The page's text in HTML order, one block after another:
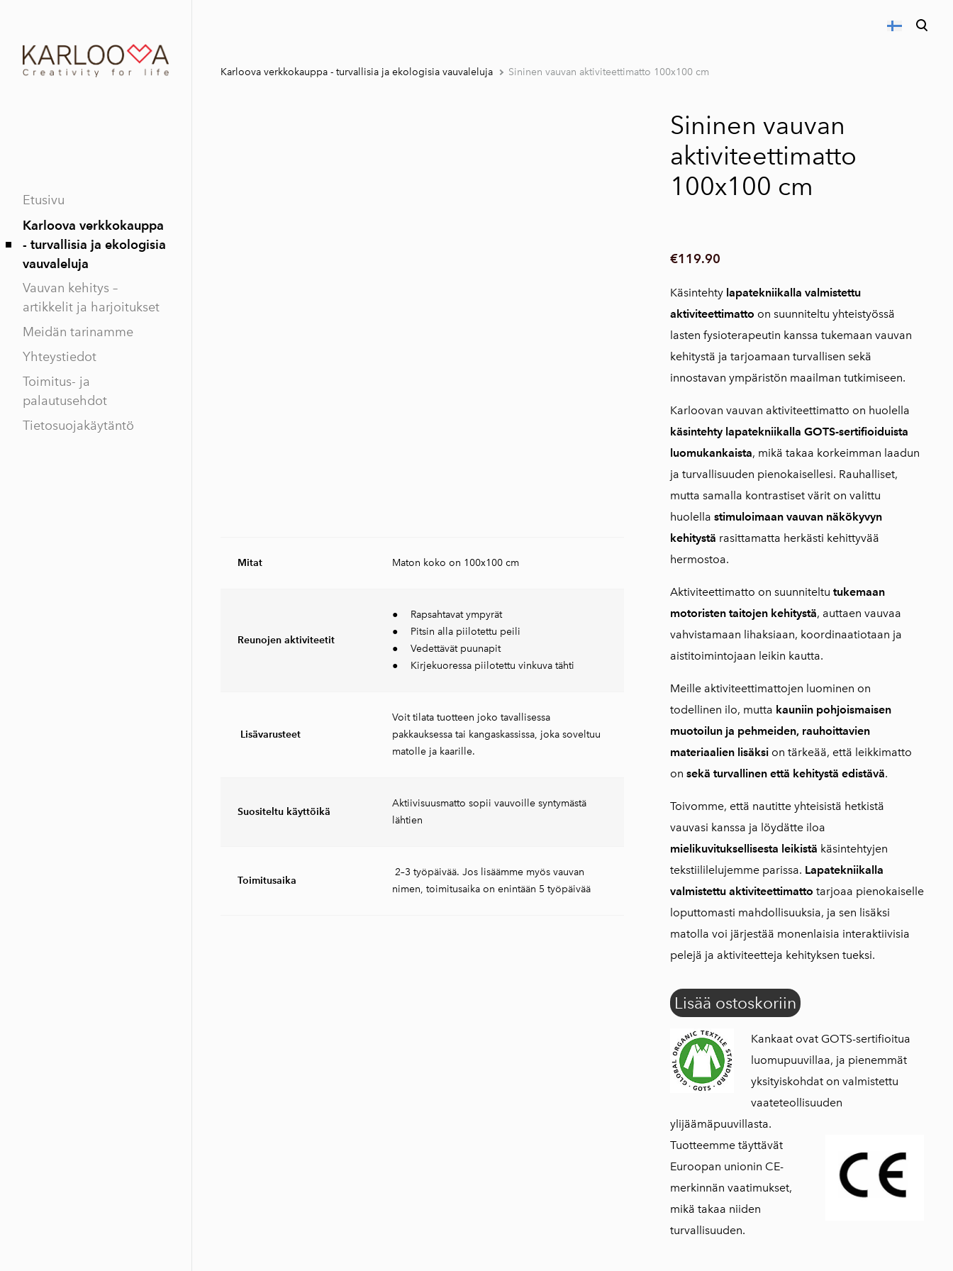
Etusivu
Karloova verkkokauppa
- turvallisia ja ekologisia
vauvaleluja
Vauvan kehitys –
artikkelit ja harjoitukset
Meidän tarinamme
Yhteystiedot
Toimitus- ja
palautusehdot
Tietosuojakäytäntö
Karloova verkkokauppa - turvallisia ja ekologisia vauvaleluja Sininen vauvan aktiviteettimatto 100x100 cm
Mitat Maton koko on 100x100 cm
Reunojen aktiviteetit
● Rapsahtavat ympyrät​
● Pitsin alla piilotettu peili​
● Vedettävät puunapit​
● Kirjekuoressa piilotettu vinkuva tähti
Lisävarusteet
Voit tilata tuotteen joko tavallisessa
pakkauksessa tai kangaskassissa, joka soveltuu
matolle ja kaarille.
Suositeltu käyttöikä
Aktiivisuusmatto sopii vauvoille syntymästä
lähtien
Toimitusaika
2–3 työpäivää. Jos lisäämme myös vauvan
nimen, toimitusaika on enintään 5 työpäivää
Sininen vauvan
aktiviteettimatto
100x100 cm
€119.90
Käsintehty lapatekniikalla valmistettu
aktiviteettimatto on suunniteltu yhteistyössä
lasten fysioterapeutin kanssa tukemaan vauvan
kehitystä ja tarjoamaan turvallisen sekä
innostavan ympäristön maailman tutkimiseen.
Karloovan vauvan aktiviteettimatto on huolella
käsintehty lapatekniikalla GOTS-sertifioiduista
luomukankaista, mikä takaa korkeimman laadun
ja turvallisuuden pienokaisellesi. Rauhalliset,
mutta samalla kontrastiset värit on valittu
huolella stimuloimaan vauvan näkökyvyn
kehitystä rasittamatta herkästi kehittyvää
hermostoa.
Aktiviteettimatto on suunniteltu tukemaan
motoristen taitojen kehitystä, auttaen vauvaa
vahvistamaan lihaksiaan, koordinaatiotaan ja
aistitoimintojaan leikin kautta.
Meille aktiviteettimattojen luominen on
todellinen ilo, mutta kauniin pohjoismaisen
muotoilun ja pehmeiden, rauhoittavien
materiaalien lisäksion tärkeää, että leikkimatto
on sekä turvallinen että kehitystä edistävä.
Toivomme, että nautitte yhteisistä hetkistä
vauvasi kanssa ja löydätte iloa
mielikuvituksellisesta leikistä käsintehtyjen
tekstiililelujemme parissa. Lapatekniikalla
valmistettu aktiviteettimatto tarjoaa pienokaiselle
loputtomasti mahdollisuuksia, ja sen lisäksi
matolla voi järjestää monenlaisia interaktiivisia
pelejä ja aktiviteetteja kehityksen tueksi.
Lisää ostoskoriin
Kankaat ovat GOTS-sertifioitua
luomupuuvillaa, ja pienemmät
yksityiskohdat on valmistettu
vaateteollisuuden
ylijäämäpuuvillasta.
Tuotteemme täyttävät
Euroopan unionin CE-
merkinnän vaatimukset,
mikä takaa niiden
turvallisuuden.